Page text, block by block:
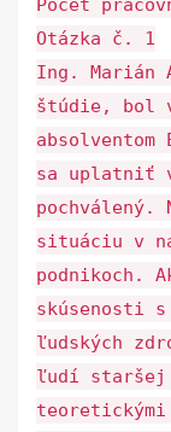
Počet
Otázka č. 1
Ing. Marián
štúdie, bol
sa uplatniť
pochválený.
situáciu v
podnikoch.
skúsenosti
ľudských
ľudí staršej
teoretickými